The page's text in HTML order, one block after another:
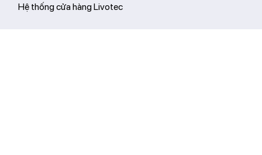
Hệ thống cửa hàng Livotec